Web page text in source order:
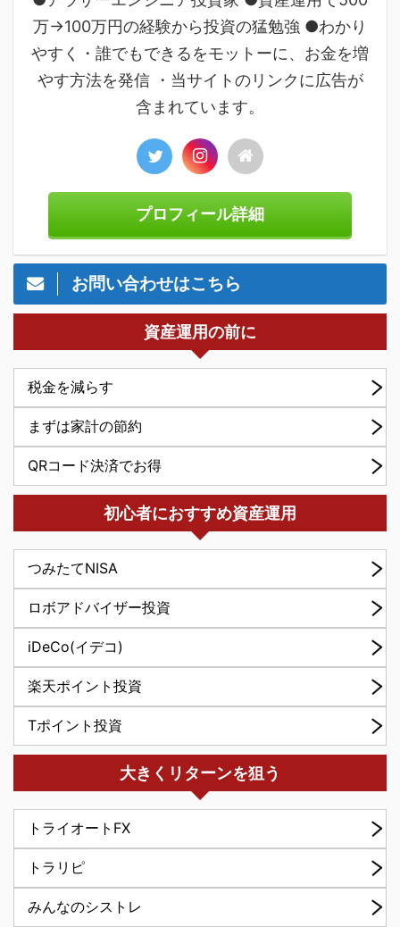
万→100万円の経験から投資の猛勉強 ●わかり
やすく・誰でもできるをモットーに、お金を増
やす方法を発信 ・当サイトのリンクに広告が
含まれています。
プロフィール詳細
お問い合わせはこちら
資産運用の前に
税金を減らす
まずは家計の節約
QRコード決済でお得
初心者におすすめ資産運用
つみたてNISA
ロボアドバイザー投資
iDeCo(イデコ)
楽天ポイント投資
Tポイント投資
大きくリターンを狙う
トライオートFX
トラリピ
みんなのシストレ